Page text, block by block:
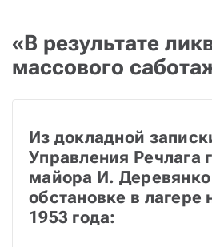
«В результате
массового
Из докладной
Управления Речлага
майора И.
обстановке в лагере
1953 года: